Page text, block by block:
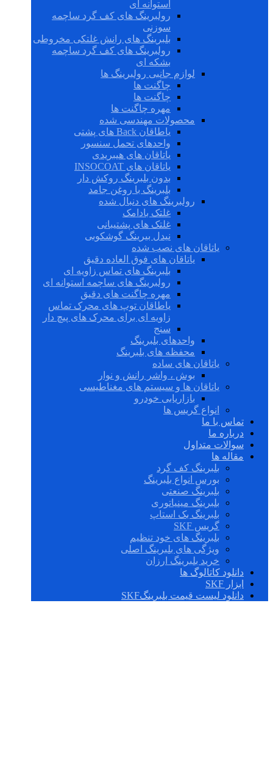
استوانه ای
رولبرینگ های کف گرد ساچمه
سوزنی
بلبرینگ های رانش غلتکی مخروطی
رولبرینگ های کف گرد ساچمه
بشکه ای
لوازم جانبی رولبرینگ ها
چاگنت ها
چاگنت ها
مهره چاگنت ها
محصولات مهندسی شده
یاطاقان Back های پشتی
واحدهای تحمل سنسور
یاتاقان های هیبریدی
یاتاقان های INSOCOAT
بدون بلبرینگ روکش دار
بلبرینگ با روغن جامد
رولبرینگ های دنبال شده
غلتک بادامک
غلتک های پشتیبانی
نیدل بیرینگ گوشکوبی
یاتاقان های نصب شده
یاتاقان های فوق العاده دقیق
بلبرینگ های تماس زاویه ای
رولبرینگ های ساچمه استوانه ای
مهره چاگنت های دقیق
یاطاقان توپ های محرک تماس
زاویه ای برای محرک های پیچ دار
سنج
واحدهای بلبرینگ
محفظه های بلبرینگ
یاتاقان های ساده
بوش ، واشر رانش و نوار
یاتاقان ها و سیستم های مغناطیسی
بازاریابی خودرو
انواع گریس ها
تماس با ما
درباره ما
سوالات متداول
مقاله ها
بلبرینگ کف گرد
بورس انواع بلبرینگ
بلبرینگ صنعتی
بلبرینگ مینیاتوری
بلبرینگ بک استاپ
گریس SKF
بلبرینگ های خود تنظیم
ویژگی های بلبرینگ اصلی
خرید بلبرینگ ارزان
دانلود کاتالوگ ها
ابزار SKF
دانلود لیست قیمت بلبرینگSKF